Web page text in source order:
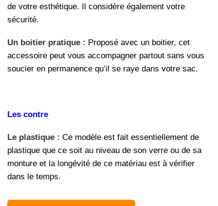
de votre esthétique. Il considère également votre
sécurité.
Un boitier pratique : Proposé avec un boitier, cet
accessoire peut vous accompagner partout sans vous
soucier en permanence qu’il se raye dans votre sac.
Les contre
Le plastique : Ce modèle est fait essentiellement de
plastique que ce soit au niveau de son verre ou de sa
monture et la longévité de ce matériau est à vérifier
dans le temps.